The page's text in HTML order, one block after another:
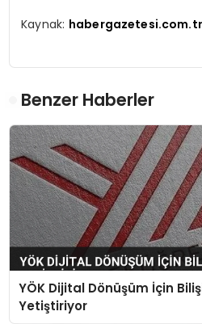
Kaynak: habergazetesi.com.tr
Benzer Haberler
YÖK Dijital Dönüşüm İçin
Yetiştiriyor